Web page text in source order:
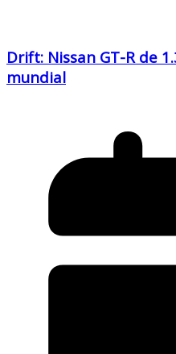
Drift: Nissan GT-R de
mundial